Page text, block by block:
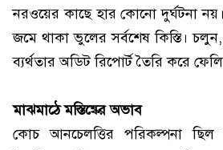
নরওয়ের কাছে হার কোনো দুর্ঘটনা
জমে থাকা ভুলের সর্বশেষ কিস্তি।
ব্যর্থতার অডিট রিপোর্ট তৈরি করে
মাঝমাঠে মস্তিষ্কের অভাব
কোচ আনচেলত্তির পরিকল্পনা